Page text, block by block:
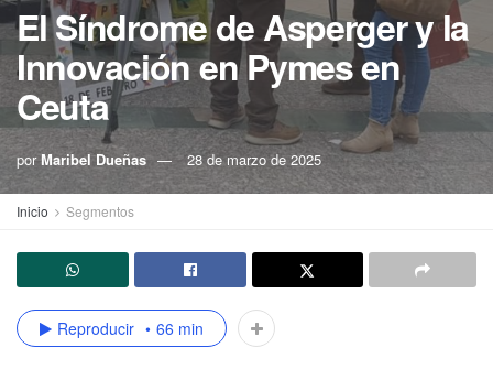
El Síndrome de Asperger y la
Innovación en Pymes en
Ceuta
por Maribel Dueñas 28 de marzo de 2025
Inicio Segmentos
Reproducir 66 min